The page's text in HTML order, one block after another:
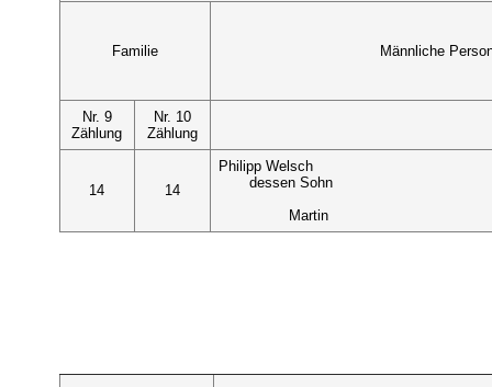
Familie Männliche
Nr. 9
Zählung
Nr. 10
Zählung
14 14
Philipp Welsch
dessen Sohn
Martin